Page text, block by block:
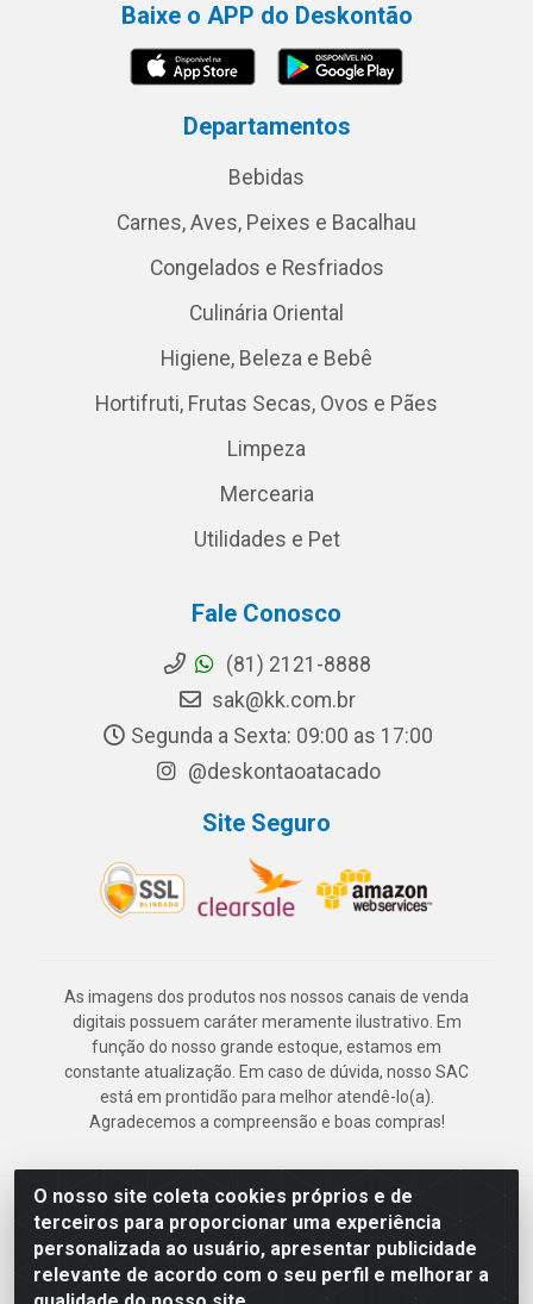
O nosso site coleta cookies próprios e de
terceiros para proporcionar uma experiência
personalizada ao usuário, apresentar publicidade
relevante de acordo com o seu perfil e melhorar a
Baixe o APP do Deskontão
Departamentos
Bebidas
Carnes, Aves, Peixes e Bacalhau
Congelados e Resfriados
Culinária Oriental
Higiene, Beleza e Bebê
Hortifruti, Frutas Secas, Ovos e Pães
Limpeza
Mercearia
Utilidades e Pet
Fale Conosco
(81) 2121-8888
sak@kk.com.br
Segunda a Sexta: 09:00 as 17:00
@deskontaoatacado
Site Seguro
As imagens dos produtos nos nossos canais de venda
digitais possuem caráter meramente ilustrativo. Em
função do nosso grande estoque, estamos em
constante atualização. Em caso de dúvida, nosso SAC
está em prontidão para melhor atendê-lo(a).
Agradecemos a compreensão e boas compras!
Deskontão Atacado - Av. Marechal Mascarenhas de Morais, 2471 -
Imbiribeira - Recife/PE - CEP 51.150-001 - CNPJ 24.150.377/0003-
57